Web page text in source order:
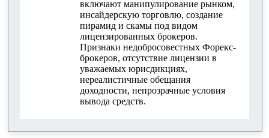
включают манипулирование рынком,
инсайдерскую торговлю, создание
пирамид и скамы под видом
лицензированных брокеров.
Признаки недобросовестных Форекс-
брокеров, отсутствие лицензии в
уважаемых юрисдикциях,
нереалистичные обещания
доходности, непрозрачные условия
вывода средств.